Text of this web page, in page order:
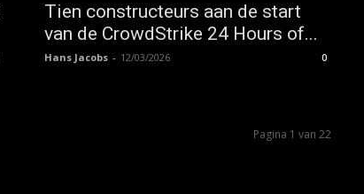
Tien constructeurs aan de start
van de CrowdStrike 24 Hours of...
Hans Jacobs - 12/03/2026 0
Pagina 1 van 22